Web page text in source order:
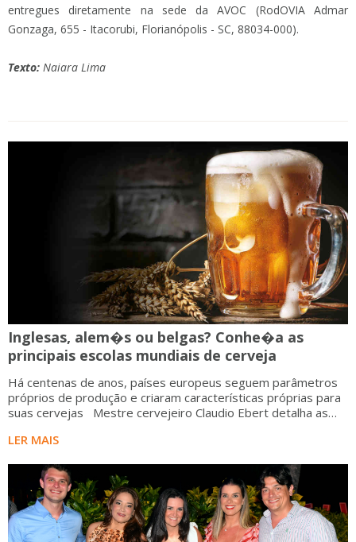
entregues diretamente na sede da AVOC (RodOVIA Admar
Gonzaga, 655 - Itacorubi, Florianópolis - SC, 88034-000).
Texto: Naiara Lima
Inglesas, alem�s ou belgas? Conhe�a as
principais escolas mundiais de cerveja
Há centenas de anos, países europeus seguem parâmetros
próprios de produção e criaram características próprias para
suas cervejas Mestre cervejeiro Claudio Ebert detalha as
LER MAIS